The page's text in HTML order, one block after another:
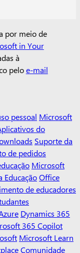
por meio de
in Your
à
peloe-mail
pessoal Microsoft
do
Suporte da
de pedidos
Microsoft
EducaçãoOffice
de educadores
Dynamics 365
365 Copilot
Microsoft Learn
Comunidade